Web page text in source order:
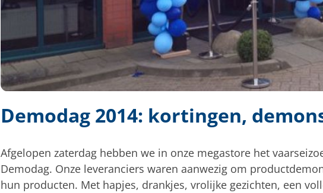
Demodag 2014: kortingen,
Afgelopen zaterdag hebben we in onze megastore het
Demodag. Onze leveranciers waren aanwezig om
hun producten. Met hapjes, drankjes, vrolijke gezichten, een